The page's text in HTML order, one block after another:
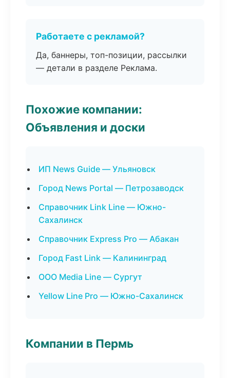
Работаете с рекламой?
Да, баннеры, топ-позиции, рассылки
— детали в разделе Реклама.
Похожие компании:
Объявления и доски
ИП News Guide — Ульяновск
Город News Portal — Петрозаводск
Справочник Link Line — Южно-
Сахалинск
Справочник Express Pro — Абакан
Город Fast Link — Калининград
ООО Media Line — Сургут
Yellow Line Pro — Южно-Сахалинск
Компании в Пермь